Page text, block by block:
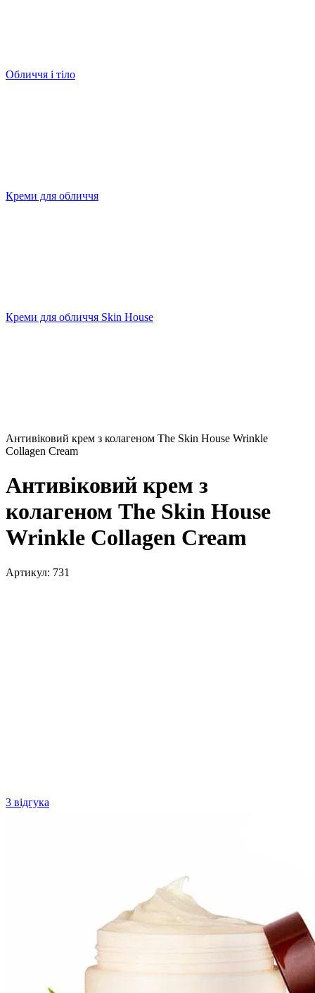
Обличчя і тіло
Креми для обличчя
Креми для обличчя Skin House
Антивіковий крем з колагеном The Skin House Wrinkle
Collagen Cream
Антивіковий крем з
колагеном The Skin House
Wrinkle Collagen Cream
Артикул: 731
3 відгука